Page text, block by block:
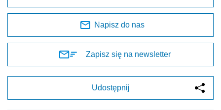
Napisz do nas
Zapisz się na newsletter
Udostępnij